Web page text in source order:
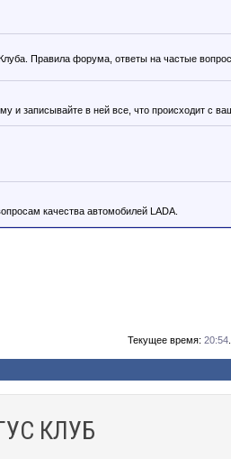
Правила форума, ответы на частые
и записывайте в ней все, что происходит с
качества автомобилей LADA.
Текущее время: 20:54
КЛУБ